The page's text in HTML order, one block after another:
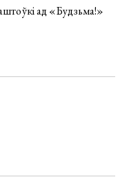
ад «Будзьма!»